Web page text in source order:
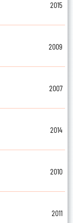
2015
2009
2007
2014
2010
2011